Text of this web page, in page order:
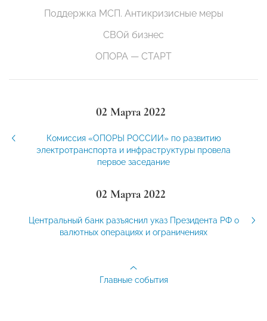
Поддержка МСП. Антикризисные меры
СВОй бизнес
ОПОРА — СТАРТ
02 Марта 2022
Комиссия «ОПОРЫ РОССИИ» по развитию
электротранспорта и инфраструктуры провела
первое заседание
02 Марта 2022
Центральный банк разъяснил указ Президента РФ о
валютных операциях и ограничениях
Главные события